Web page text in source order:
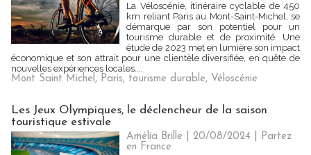
La Véloscénie, itinéraire cyclable de 450
km reliant Paris au Mont-Saint-Michel, se
démarque par son potentiel pour un
tourisme durable et de proximité. Une
étude de 2023 met en lumière son impact
économique et son attrait pour une clientèle diversifiée, en quête de
nouvelles expériences locales....
Mont Saint Michel, Paris, tourisme durable, Véloscénie
Les Jeux Olympiques, le déclencheur de la saison
touristique estivale
Amélia Brille | 20/08/2024
Partez
en France